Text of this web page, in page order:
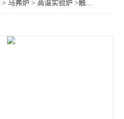
>马弗炉 > 高温实验炉 >触摸屏控制高温电炉